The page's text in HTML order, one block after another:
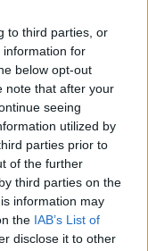
to third parties, or
information for
below opt-out
note that after your
seeing
utilized by
parties prior to
of the further
third parties on the
information may
the IAB’s List of
disclose it to other
között a
kerül
van
-, amelyet
kezelni. Ezen
a TOTB-
úgy gondolja,
kerülni a